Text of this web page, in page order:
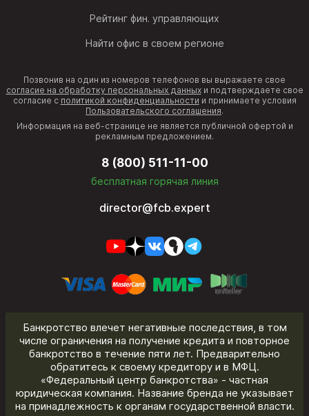
Рейтинг фин. управляющих
Найти офис в своем регионе
Позвонив на один из номеров телефонов вы выражаете свое
согласие на обработку персональных данныхи подтверждаете свое
согласие с политикой конфиденциальности и принимаете условия
Пользовательского соглашения.
Информация на веб-странице не является публичной офертой и
рекламным предложением.
8 (800) 511-11-00
бесплатная горячая линия
director@fcb.expert
Банкротство влечет негативные последствия, в том
числе ограничения на получение кредита и повторное
банкротство в течение пяти лет. Предварительно
обратитесь к своему кредитору и в МФЦ.
«Федеральный центр банкротства» - частная
юридическая компания. Название бренда не указывает
на принадлежность к органам государственной власти.